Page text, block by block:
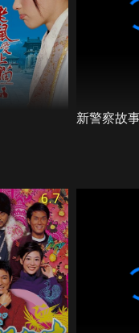
新警察故
6.7